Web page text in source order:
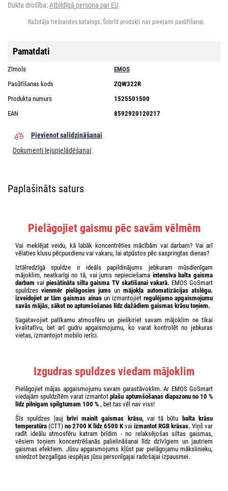
Dukta drošība:Atbildīgā persona par EU
Ražotāja tiešsaistes katalogs. Šobrīd produkti nav pieejami pasūtīšanai.
Pamatdati
Zīmols
EMOS
Pasūtīšanas kods
ZQW322R
Produkta numurs
1525501500
EAN
8592920120217
Pievienot salīdzināšanai
Dokumenti lejupielādēšanai
Paplašināts saturs
Pielāgojiet gaismu pēc savām vēlmēm
Vai meklējat veidu, kā labāk koncentrēties mācībām vai darbam? Vai arī
vēlaties klusu pēcpusdienu vai vakaru, lai atpūstos pēc saspringtas dienas?
Iztālredzīgā spuldze ir ideāls papildinājums jebkuram mūsdienīgam
mājoklim, neatkarīgi no tā, vai jums nepieciešama intensīva balta gaisma
darbam vaipiesātināta silta gaisma TV skatīšanai vakarā. EMOS GoSmart
spuldzesvienmēr pielāgosies jumsunmājokļa automatizācijas atslēgu.
izveidojiet ar tām gaismas ainasun izmantojiet regulējamo apgaismojumu
savās mājās, sākot no aptumšošanas līdz dažādiem gaismas krāsu toņiem.
Sagatavojiet patīkamu atmosfēru un piešķiriet savam mājoklim ne tikai
kvalitatīvu, bet arī gudru apgaismojumu, ko varat kontrolēt no jebkuras
vietas, izmantojot mobilo ierīci.
Izgudras spuldzes viedam mājoklim
Pielāgojiet mājas apgaismojumu savam garastāvoklim. Ar EMOS GoSmart
viedajām spuldzītēm varat izmantotplašu aptumšošanas diapazonu no 10 %
līdz pilnīgam spilgtumam 100 % , bet tas vēl nav viss!
Šīs spuldzes ļauj
brīvi mainīt gaismas krāsu,vai tā būtu
balta krāsu
temperatūra (CTT) no 2700 K līdz 6500 K vai izmantot RGB krāsas. Viņš var
radīt ideālu atmosfēru katram brīdim - no relaksējošas siltas gaismas,
vēsiem toņiem koncentrēšanās palielināšanai līdz dzīvīgiem un jautriem
gaismas efektiem. Jūsu apgaismojums kļūst par pielāgojamu mākslinieku,
sniedzot bezgalīgas iespējas jūsu personīgajai radošajai izpausmei.